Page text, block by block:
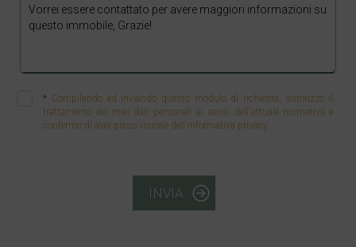
* Compilando ed inviando questo modulo di richiesta, autorizzo il
trattamento dei miei dati personali ai sensi dell'attuale normativa e
confermo di aver preso visione dell'informativa privacy.
INVIA